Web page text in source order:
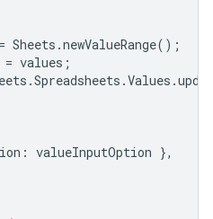
= Sheets .newValueRange();
= values ;
.Spreadsheets .Values .
: valueInputOption },